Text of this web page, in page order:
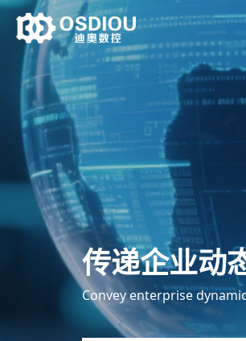
传递企业动
Convey enterprise